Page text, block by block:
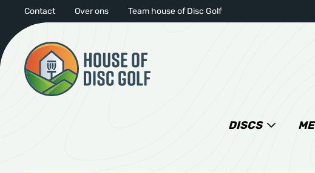
Contact Over ons Team house of Disc Golf
DISCS